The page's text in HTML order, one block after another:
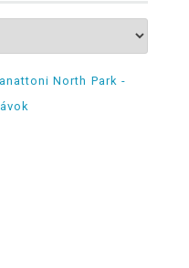
North Park -